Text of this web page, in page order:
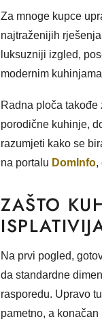
Za mnoge kupce
najtraženijih
luksuzniji izgled,
modernim
Radna ploča
porodične kuhinje,
razumjeti kako se
na portalu DomInfo,
ZAŠTO
Na prvi pogled,
da standardne
rasporedu. Upravo
pametno, a